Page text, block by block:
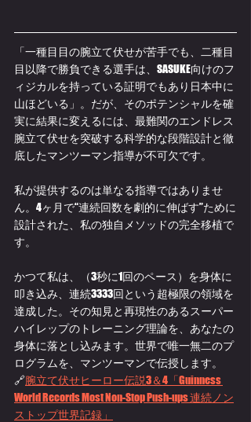
「一種目目の腕立て伏せが苦手でも、二種目
目以降で勝負できる選手は、SASUKE向けのフ
ィジカルを持っている証明でもあり日本中に
山ほどいる」。だが、そのポテンシャルを確
実に結果に変えるには、最難関のエンドレス
腕立て伏せを突破する科学的な段階設計と徹
底したマンツーマン指導が不可欠です。
私が提供するのは単なる指導ではありませ
ん。4ヶ月で“連続回数を劇的に伸ばす”ために
設計された、私の独自メソッドの完全移植で
す。
かつて私は、（3秒に1回のペース）を身体に
叩き込み、連続3333回という超極限の領域を
達成した。その知見と再現性のあるスーパー
ハイレップのトレーニング理論を、あなたの
身体に落とし込みます。世界で唯一無二のプ
ログラムを、マンツーマンで伝授します。
🔗腕立て伏せヒーロー伝説3＆4「Guinness
World Records Most Non-Stop Push-ups 連続ノン
ストップ世界記録」